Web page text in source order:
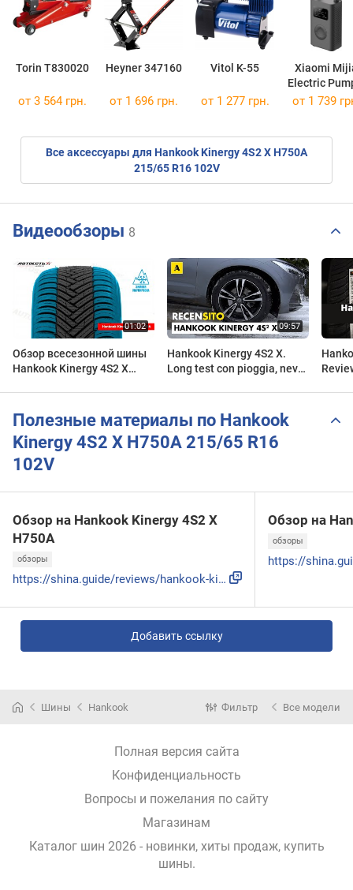
Torin T830020 Heyner 347160 Vitol K-55
Xiaomi
Electric
от 3 564 грн. от 1 696 грн. от 1 277 грн. от 1 739
Все аксессуары для Hankook Kinergy 4S2 X H750A
215/65 R16 102V
Видеообзоры 8
Обзор всесезонной шины
Hankook Kinergy 4S2 X
Hankook Kinergy 4S2 X.
Long test con pioggia, neve,
Полезные материалы по Hankook
Kinergy 4S2 X H750A 215/65 R16
102V
Обзор на Hankook Kinergy 4S2 X
H750A
обзоры
https://shina.guide/reviews/hankook-kinergy-4s2-x-h750a/
Обзор на
обзоры
Добавить ссылку
Шины Hankook Фильтр Все модели
Полная версия сайта
Конфиденциальность
Вопросы и пожелания по сайту
Магазинам
Каталог шин 2026 - новинки, хиты продаж, купить
шины.